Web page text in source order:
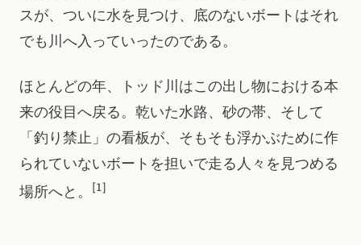
スが、ついに水を見つけ、底のないボートはそれ
でも川へ入っていったのである。
ほとんどの年、トッド川はこの出し物における本
来の役目へ戻る。乾いた水路、砂の帯、そして
「釣り禁止」の看板が、そもそも浮かぶために作
られていないボートを担いで走る人々を見つめる
場所へと。
[1]